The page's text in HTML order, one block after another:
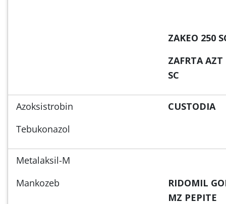
ZAKEO 250
ZAFRTA AZT
SC
Azoksistrobin
Tebukonazol
CUSTODIA
Metalaksil-M
Mankozeb
RIDOMIL
MZ PEPITE